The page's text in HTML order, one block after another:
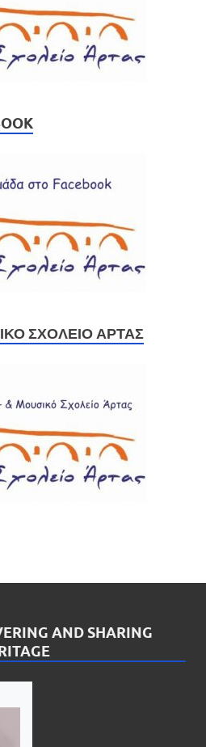
ΣΧΟΛΕΊΟ ΆΡΤΑΣ
AND SHARING